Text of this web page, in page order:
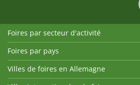
Foires par secteur d'activité
Foires par pays
Villes de foires en Allemagne